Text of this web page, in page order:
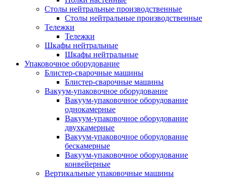
Столы нейтральные производственные
Столы нейтральные производственные
Тележки
Тележки
Шкафы нейтральные
Шкафы нейтральные
Упаковочное оборудование
Блистер-сварочные машины
Блистер-сварочные машины
Вакуум-упаковочное оборудование
Вакуум-упаковочное оборудование
однокамерные
Вакуум-упаковочное оборудование
двухкамерные
Вакуум-упаковочное оборудование
беcкамерные
Вакуум-упаковочное оборудование
конвейерные
Вертикальные упаковочные машины